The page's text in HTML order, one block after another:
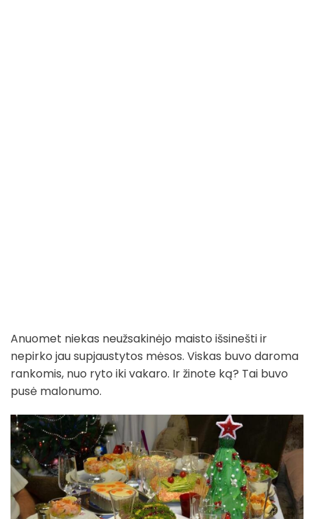
Anuomet niekas neužsakinėjo maisto išsinešti ir
nepirko jau supjaustytos mėsos. Viskas buvo daroma
rankomis, nuo ryto iki vakaro. Ir žinote ką? Tai buvo
pusė malonumo.